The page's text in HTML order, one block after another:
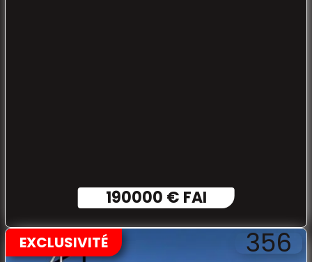
190000 € FAI
EXCLUSIVITÉ 356